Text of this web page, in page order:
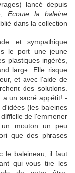
lancé depuis
Ecoute la baleine
dans la collection
et sympathique
le port une jeune
plastiques ingérés,
large. Elle risque
et avec l'aide de
des solutions.
a un sacré appétit! -
(les baleines
de l'emmener
mouton un peu
que des phrases
le baleineau, il faut
qui vous tire les